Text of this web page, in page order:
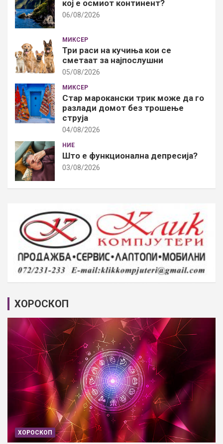
кој е осмиот континент?
06/08/2026
МИКСЕР
Три раси на кучиња кои се
сметаат за најпослушни
05/08/2026
МИКСЕР
Стар марокански трик може да го
разлади домот без трошење
струја
04/08/2026
НИЕ
Што е функционална депресија?
03/08/2026
ХОРОСКОП
ХОРОСКОП